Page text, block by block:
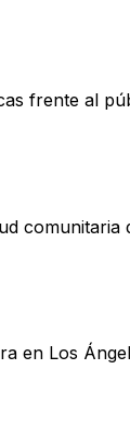
frente al
comunitaria
en Los